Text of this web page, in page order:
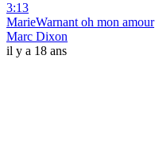
3:13
MarieWarnant oh mon amour
Marc Dixon
il y a 18 ans